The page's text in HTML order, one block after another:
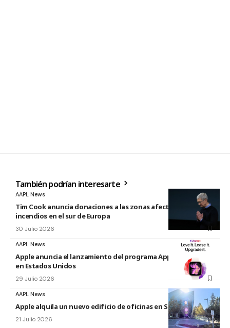
También podrían interesarte
AAPL News
Tim Cook anuncia donaciones a las zonas afectadas por los
incendios en el sur de Europa
30 Julio 2026
AAPL News
Apple anuncia el lanzamiento del programa Apple Upgrade
en Estados Unidos
29 Julio 2026
AAPL News
Apple alquila un nuevo edificio de oficinas en Sunnyvale
21 Julio 2026